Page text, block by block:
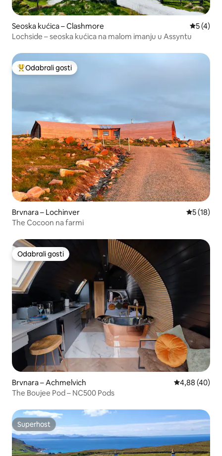
Seoska kućica – Clashmore
5 (4)
Lochside – seoska kućica na malom imanju u Assyntu
Među najviše rangiranima s oznakom „Odabrali gosti”
Odabrali gosti
Brvnara – Lochinver Prosječna
5 (18)
The Cocoon na farmi
Odabrali gosti
Odabrali gosti
Brvnara – Achmelvich Prosječna
4,88 (40)
The Boujee Pod – NC500 Pods
Superhost
Superhost